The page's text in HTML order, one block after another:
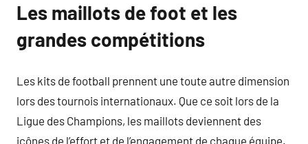
Les maillots de foot et les
grandes compétitions
Les kits de football prennent une toute autre dimension
lors des tournois internationaux. Que ce soit lors de la
Ligue des Champions, les maillots deviennent des
icônes de l’effort et de l’engagement de chaque équipe.